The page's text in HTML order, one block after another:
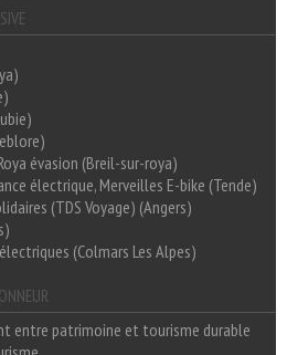
évasion (Breil-sur-roya)
électrique, Merveilles E-bike (Tende)
(TDS Voyage) (Angers)
(Colmars Les Alpes)
entre patrimoine et tourisme durable